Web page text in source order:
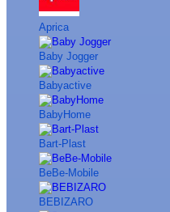
Aprica
Baby Jogger
Babyactive
BabyHome
Bart-Plast
BeBe-Mobile
BEBIZARO